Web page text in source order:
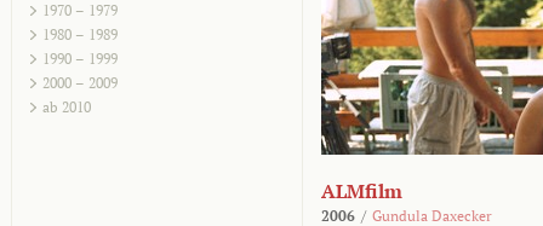
1970 – 1979
1980 – 1989
1990 – 1999
2000 – 2009
ab 2010
ALMfilm
2006 / Gundula Daxecker